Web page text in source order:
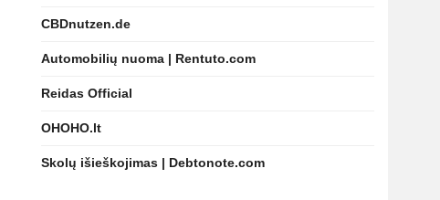
CBDnutzen.de
Automobilių nuoma | Rentuto.com
Reidas Official
OHOHO.lt
Skolų išieškojimas | Debtonote.com